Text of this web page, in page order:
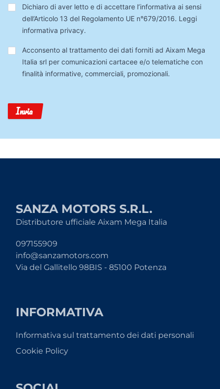
Privacy*
Dichiaro di aver letto e di accettare l’informativa ai sensi
dell’Articolo 13 del Regolamento UE n°679/2016. Leggi
informativa privacy.
Trattamento
Dati
Acconsento al trattamento dei dati forniti ad Aixam Mega
Italia srl per comunicazioni cartacee e/o telematiche con
finalità informative, commerciali, promozionali.
Invia
SANZA MOTORS S.R.L.
Distributore ufficiale Aixam Mega Italia
097155909
info@sanzamotors.com
Via del Gallitello 98BIS - 85100 Potenza
INFORMATIVA
Informativa sul trattamento dei dati personali
Cookie Policy